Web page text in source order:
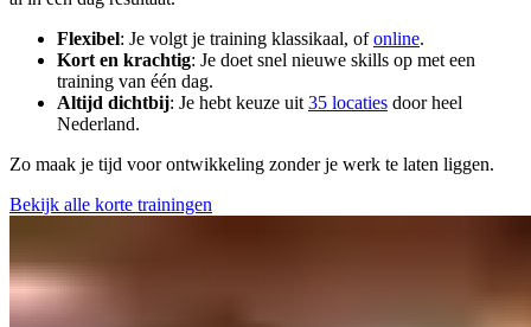
Flexibel: Je volgt je training klassikaal, ofonline.
Kort en krachtig: Je doet snel nieuwe skills op met een
training van één dag.
Altijd dichtbij: Je hebt keuze uit 35 locaties door heel
Nederland.
Zo maak je tijd voor ontwikkeling zonder je werk te laten liggen.
Bekijk alle korte trainingen